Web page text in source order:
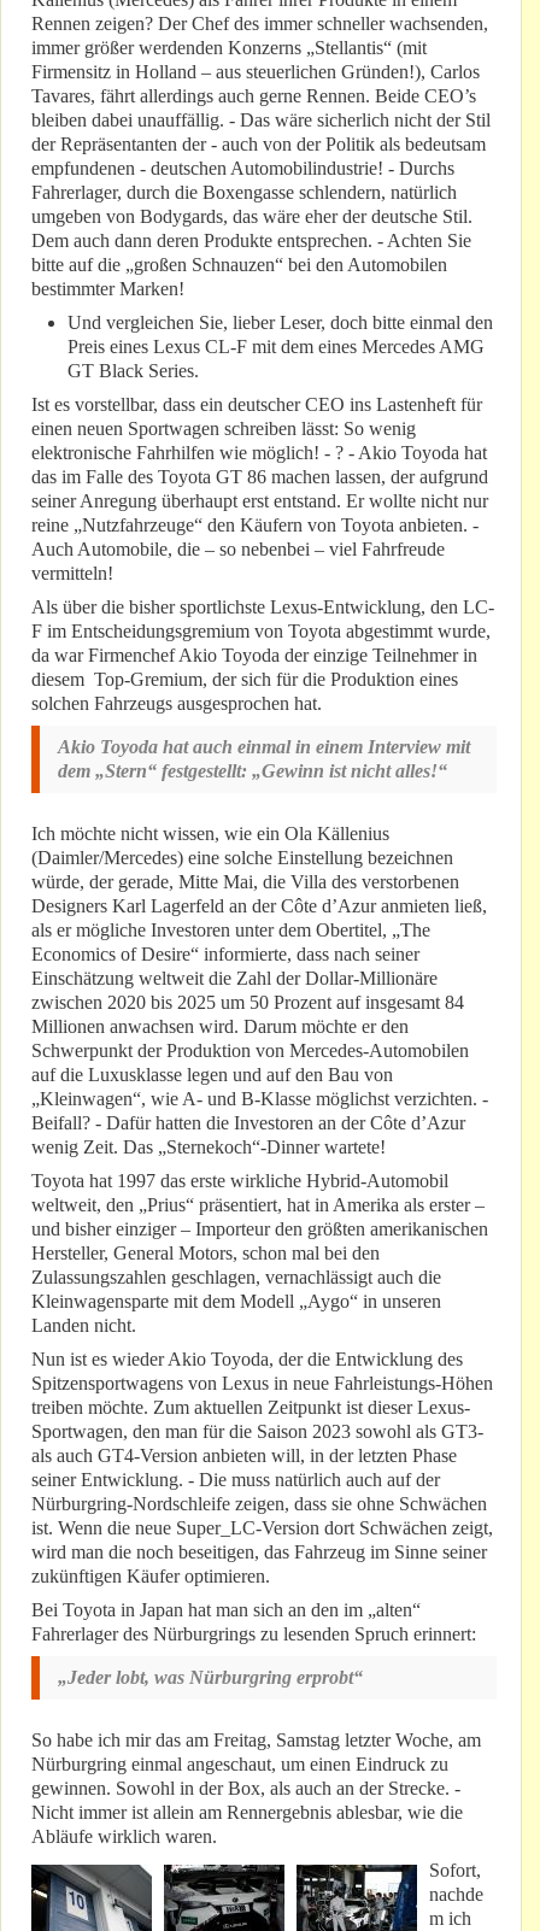
Rennen zeigen? Der Chef des immer schneller wachsenden,
immer größer werdenden Konzerns „Stellantis“ (mit
Firmensitz in Holland – aus steuerlichen Gründen!), Carlos
Tavares, fährt allerdings auch gerne Rennen. Beide CEO’s
bleiben dabei unauffällig. - Das wäre sicherlich nicht der Stil
der Repräsentanten der - auch von der Politik als bedeutsam
empfundenen - deutschen Automobilindustrie! - Durchs
Fahrerlager, durch die Boxengasse schlendern, natürlich
umgeben von Bodygards, das wäre eher der deutsche Stil.
Dem auch dann deren Produkte entsprechen. - Achten Sie
bitte auf die „großen Schnauzen“ bei den Automobilen
bestimmter Marken!
Und vergleichen Sie, lieber Leser, doch bitte einmal den
Preis eines Lexus CL-F mit dem eines Mercedes AMG
GT Black Series.
Ist es vorstellbar, dass ein deutscher CEO ins Lastenheft für
einen neuen Sportwagen schreiben lässt: So wenig
elektronische Fahrhilfen wie möglich! - ? - Akio Toyoda hat
das im Falle des Toyota GT 86 machen lassen, der aufgrund
seiner Anregung überhaupt erst entstand. Er wollte nicht nur
reine „Nutzfahrzeuge“ den Käufern von Toyota anbieten. -
Auch Automobile, die – so nebenbei – viel Fahrfreude
vermitteln!
Als über die bisher sportlichste Lexus-Entwicklung, den LC-
F im Entscheidungsgremium von Toyota abgestimmt wurde,
da war Firmenchef Akio Toyoda der einzige Teilnehmer in
diesem Top-Gremium, der sich für die Produktion eines
solchen Fahrzeugs ausgesprochen hat.
Akio Toyoda hat auch einmal in einem Interview mit
dem „Stern“ festgestellt: „Gewinn ist nicht alles!“
Ich möchte nicht wissen, wie ein Ola Källenius
(Daimler/Mercedes) eine solche Einstellung bezeichnen
würde, der gerade, Mitte Mai, die Villa des verstorbenen
Designers Karl Lagerfeld an der Côte d’Azur anmieten ließ,
als er mögliche Investoren unter dem Obertitel, „The
Economics of Desire“ informierte, dass nach seiner
Einschätzung weltweit die Zahl der Dollar-Millionäre
zwischen 2020 bis 2025 um 50 Prozent auf insgesamt 84
Millionen anwachsen wird. Darum möchte er den
Schwerpunkt der Produktion von Mercedes-Automobilen
auf die Luxusklasse legen und auf den Bau von
„Kleinwagen“, wie A- und B-Klasse möglichst verzichten. -
Beifall? - Dafür hatten die Investoren an der Côte d’Azur
wenig Zeit. Das „Sternekoch“-Dinner wartete!
Toyota hat 1997 das erste wirkliche Hybrid-Automobil
weltweit, den „Prius“ präsentiert, hat in Amerika als erster –
und bisher einziger – Importeur den größten amerikanischen
Hersteller, General Motors, schon mal bei den
Zulassungszahlen geschlagen, vernachlässigt auch die
Kleinwagensparte mit dem Modell „Aygo“ in unseren
Landen nicht.
Nun ist es wieder Akio Toyoda, der die Entwicklung des
Spitzensportwagens von Lexus in neue Fahrleistungs-Höhen
treiben möchte. Zum aktuellen Zeitpunkt ist dieser Lexus-
Sportwagen, den man für die Saison 2023 sowohl als GT3-
als auch GT4-Version anbieten will, in der letzten Phase
seiner Entwicklung. - Die muss natürlich auch auf der
Nürburgring-Nordschleife zeigen, dass sie ohne Schwächen
ist. Wenn die neue Super_LC-Version dort Schwächen zeigt,
wird man die noch beseitigen, das Fahrzeug im Sinne seiner
zukünftigen Käufer optimieren.
Bei Toyota in Japan hat man sich an den im „alten“
Fahrerlager des Nürburgrings zu lesenden Spruch erinnert:
„Jeder lobt, was Nürburgring erprobt“
So habe ich mir das am Freitag, Samstag letzter Woche, am
Nürburgring einmal angeschaut, um einen Eindruck zu
gewinnen. Sowohl in der Box, als auch an der Strecke. -
Nicht immer ist allein am Rennergebnis ablesbar, wie die
Abläufe wirklich waren.
Sofort,
nachde
m ich